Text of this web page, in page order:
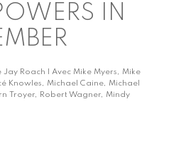
IN
Jay Roach | Avec Mike Myers, Mike
Knowles, Michael Caine, Michael
Troyer, Robert Wagner, Mindy